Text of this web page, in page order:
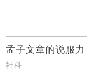
孟子文章的说服力
社科